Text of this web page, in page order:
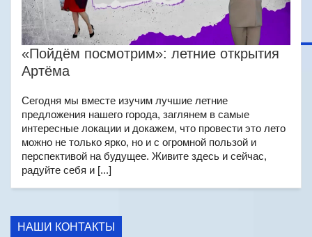
«Пойдём посмотрим»: летние открытия
Артёма
Сегодня мы вместе изучим лучшие летние
предложения нашего города, заглянем в самые
интересные локации и докажем, что провести это лето
можно не только ярко, но и с огромной пользой и
перспективой на будущее. Живите здесь и сейчас,
радуйте себя и [...]
НАШИ КОНТАКТЫ